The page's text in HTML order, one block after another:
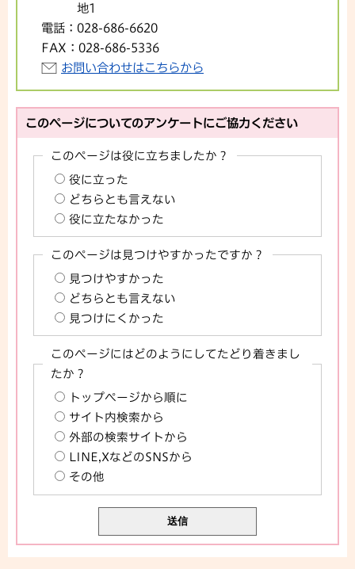
地1
電話： 028-686-6620
FAX： 028-686-5336
お問い合わせはこちらから
このページについてのアンケートにご協力ください
このページは役に立ちましたか？
役に立った
どちらとも言えない
役に立たなかった
このページは見つけやすかったですか？
見つけやすかった
どちらとも言えない
見つけにくかった
このページにはどのようにしてたどり着きまし
たか？
トップページから順に
サイト内検索から
外部の検索サイトから
LINE,XなどのSNSから
その他